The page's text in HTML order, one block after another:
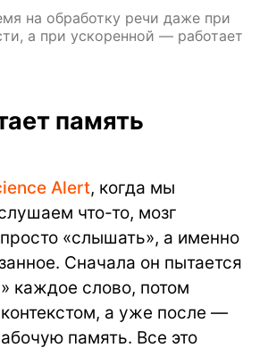
на обработку речи даже при
а при ускоренной — работает
память
Alert, когда мы
что-то, мозг
«слышать», а именно
Сначала он пытается
каждое слово, потом
контекстом, а уже после —
память. Все это